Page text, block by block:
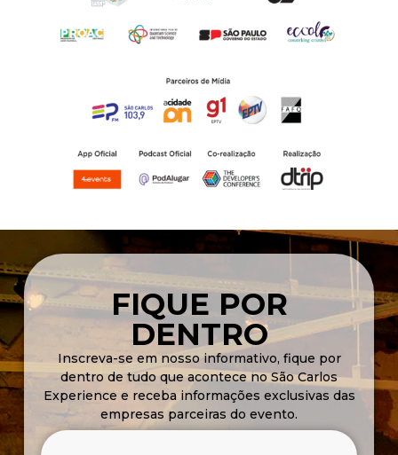
FIQUE POR
DENTRO
Inscreva-se em nosso informativo, fique por
dentro de tudo que acontece no São Carlos
Experience e receba informações exclusivas das
empresas parceiras do evento.